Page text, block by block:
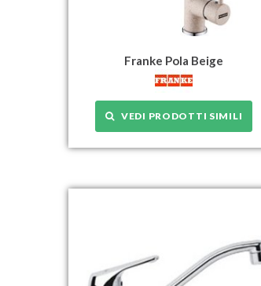
Franke Pola Beige
VEDI PRODOTTI SIMILI